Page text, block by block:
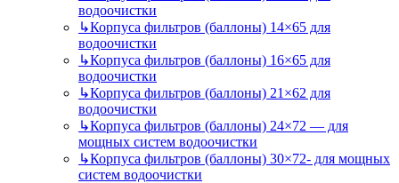
водоочистки
↳Корпуса фильтров (баллоны) 14×65 для
водоочистки
↳Корпуса фильтров (баллоны) 16×65 для
водоочистки
↳Корпуса фильтров (баллоны) 21×62 для
водоочистки
↳Корпуса фильтров (баллоны) 24×72 — для
мощных систем водоочистки
↳Корпуса фильтров (баллоны) 30×72- для мощных
систем водоочистки